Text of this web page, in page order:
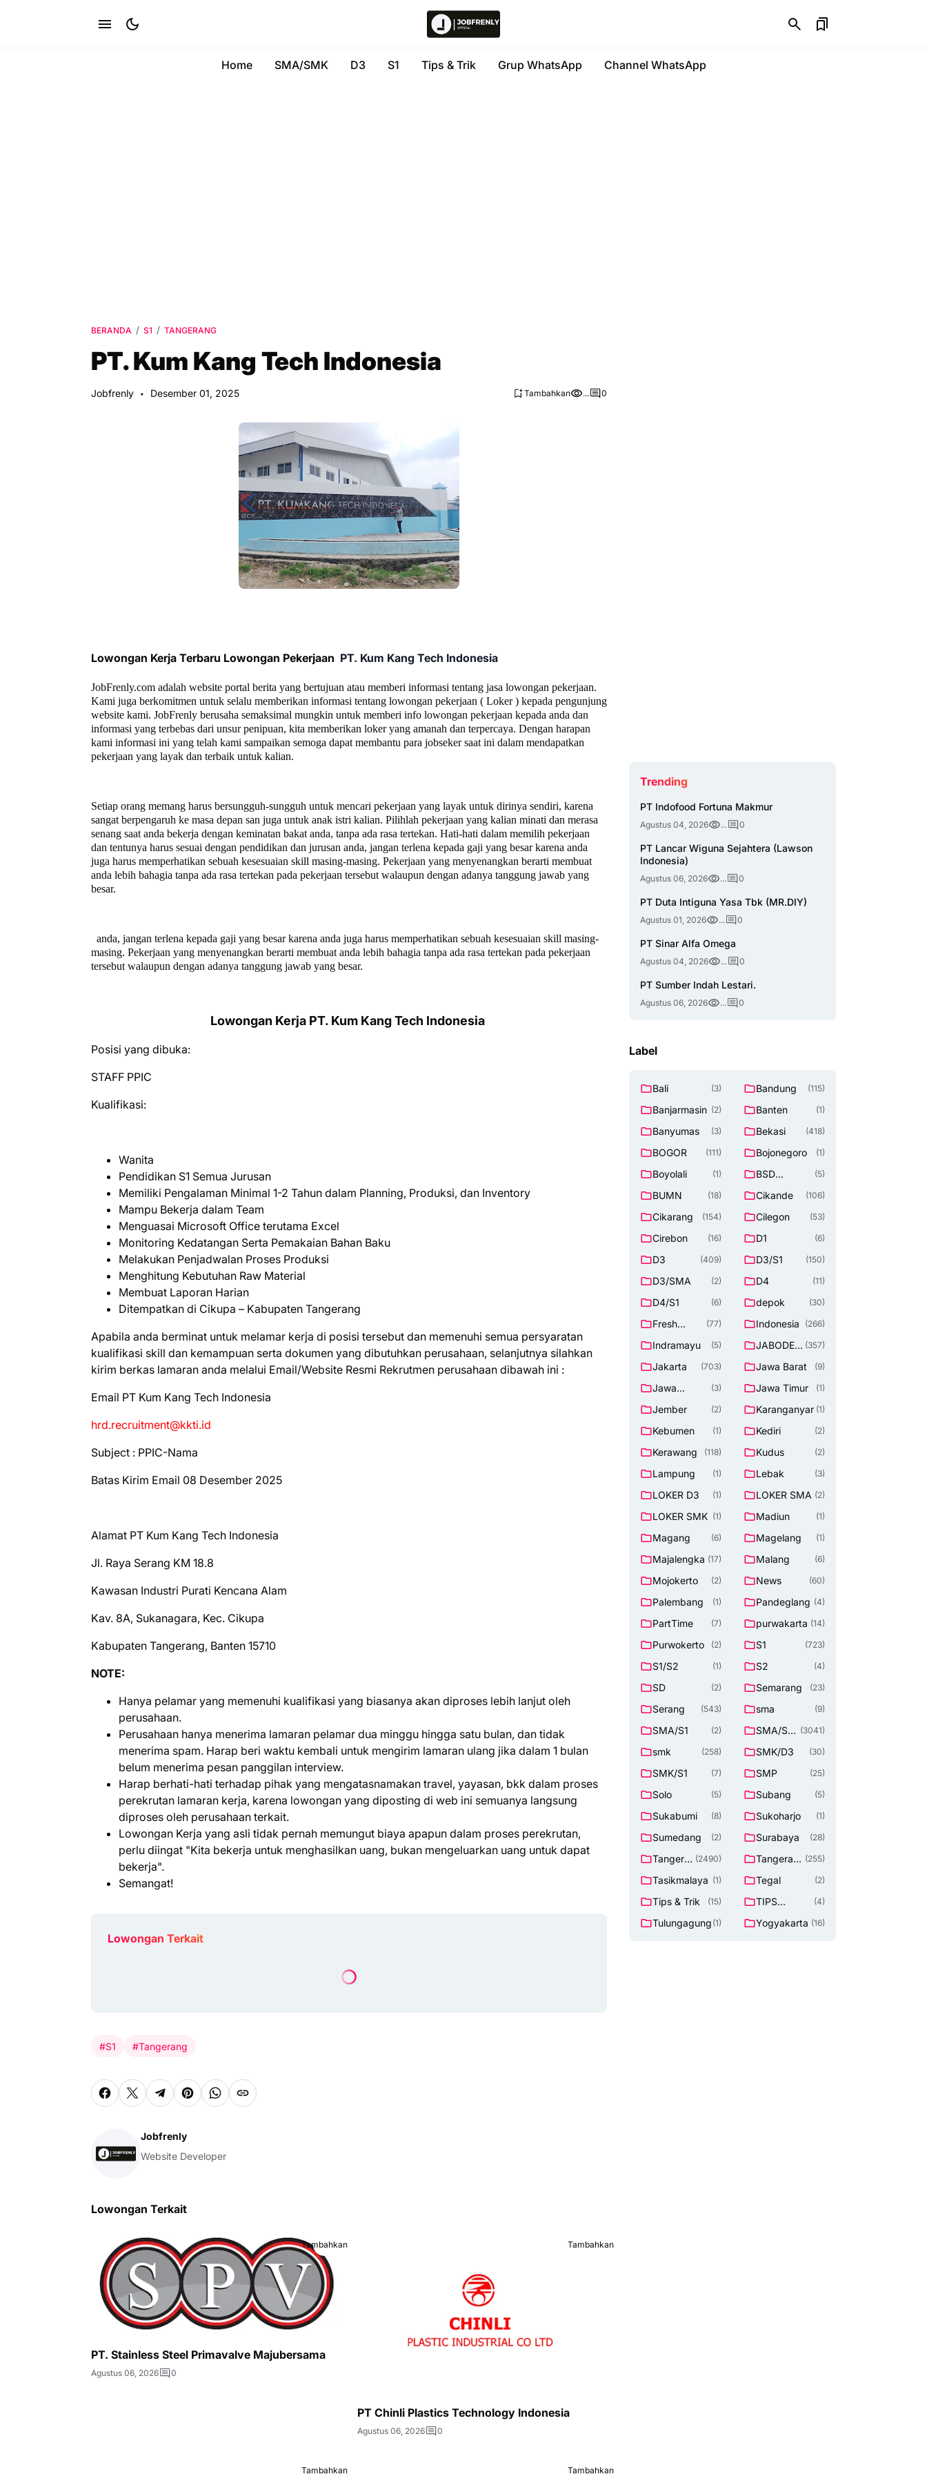
Home SMA/SMK D3 S1 Tips & Trik Grup WhatsApp Channel WhatsApp
BERANDA S1 TANGERANG
PT. Kum Kang Tech Indonesia
Jobfrenly Desember 01, 2025 Tambahkan ... 0
Lowongan Kerja Terbaru Lowongan Pekerjaan PT. Kum Kang Tech Indonesia
JobFrenly.com adalah website portal berita yang bertujuan atau memberi informasi tentang jasa lowongan pekerjaan.
Kami juga berkomitmen untuk selalu memberikan informasi tentang lowongan pekerjaan ( Loker ) kepada pengunjung
website kami. JobFrenly berusaha semaksimal mungkin untuk memberi info lowongan pekerjaan kepada anda dan
informasi yang terbebas dari unsur penipuan, kita memberikan loker yang amanah dan terpercaya. Dengan harapan
kami informasi ini yang telah kami sampaikan semoga dapat membantu para jobseker saat ini dalam mendapatkan
pekerjaan yang layak dan terbaik untuk kalian.
Setiap orang memang harus bersungguh-sungguh untuk mencari pekerjaan yang layak untuk dirinya sendiri, karena
sangat berpengaruh ke masa depan san juga untuk anak istri kalian. Pilihlah pekerjaan yang kalian minati dan merasa
senang saat anda bekerja dengan keminatan bakat anda, tanpa ada rasa tertekan. Hati-hati dalam memilih pekerjaan
dan tentunya harus sesuai dengan pendidikan dan jurusan anda, jangan terlena kepada gaji yang besar karena anda
juga harus memperhatikan sebuah kesesuaian skill masing-masing. Pekerjaan yang menyenangkan berarti membuat
anda lebih bahagia tanpa ada rasa tertekan pada pekerjaan tersebut walaupun dengan adanya tanggung jawab yang
besar.
anda, jangan terlena kepada gaji yang besar karena anda juga harus memperhatikan sebuah kesesuaian skill masing-
masing. Pekerjaan yang menyenangkan berarti membuat anda lebih bahagia tanpa ada rasa tertekan pada pekerjaan
tersebut walaupun dengan adanya tanggung jawab yang besar.
Lowongan Kerja PT. Kum Kang Tech Indonesia
Posisi yang dibuka:
STAFF PPIC
Kualifikasi:
Wanita
Pendidikan S1 Semua Jurusan
Memiliki Pengalaman Minimal 1-2 Tahun dalam Planning, Produksi, dan Inventory
Mampu Bekerja dalam Team
Menguasai Microsoft Office terutama Excel
Monitoring Kedatangan Serta Pemakaian Bahan Baku
Melakukan Penjadwalan Proses Produksi
Menghitung Kebutuhan Raw Material
Membuat Laporan Harian
Ditempatkan di Cikupa – Kabupaten Tangerang
Apabila anda berminat untuk melamar kerja di posisi tersebut dan memenuhi semua persyaratan
kualifikasi skill dan kemampuan serta dokumen yang dibutuhkan perusahaan, selanjutnya silahkan
kirim berkas lamaran anda melalui Email/Website Resmi Rekrutmen perusahaan dibawah ini :
Emаіl PT Kum Kang Tech Indonesia
hrd.recruitment@kkti.id
Subject : PPIC-Nama
Batas Kirim Email 08 Desember 2025
Alamat PT Kum Kang Tech Indonesia
Jl. Raya Serang KM 18.8
Kawasan Industri Purati Kencana Alam
Kav. 8A, Sukanagara, Kec. Cikupa
Kabupaten Tangerang, Banten 15710
NOTE:
Hanya pelamar yang memenuhi kualifikasi yang biasanya akan diproses lebih lanjut oleh
perusahaan.
Perusahaan hanya menerima lamaran pelamar dua minggu hingga satu bulan, dan tidak
menerima spam. Harap beri waktu kembali untuk mengirim lamaran ulang jika dalam 1 bulan
belum menerima pesan panggilan interview.
Harap berhati-hati terhadap pihak yang mengatasnamakan travel, yayasan, bkk dalam proses
perekrutan lamaran kerja, karena lowongan yang diposting di web ini semuanya langsung
diproses oleh perusahaan terkait.
Lowongan Kerja yang asli tidak pernah memungut biaya apapun dalam proses perekrutan,
perlu diingat "Kita bekerja untuk menghasilkan uang, bukan mengeluarkan uang untuk dapat
bekerja".
Semangat!
Lowongan Terkait
#S1 #Tangerang
Jobfrenly
Website Developer
Lowongan Terkait
Tambahkan
PT. Stainless Steel Primavalve Majubersama
Agustus 06, 2026 0
Tambahkan
PT Chinli Plastics Technology Indonesia
Agustus 06, 2026 0
Tambahkan Tambahkan
Trending
PT Indofood Fortuna Makmur
Agustus 04, 2026 ... 0
PT Lancar Wiguna Sejahtera (Lawson
Indonesia)
Agustus 06, 2026 ... 0
PT Duta Intiguna Yasa Tbk (MR.DIY)
Agustus 01, 2026 ... 0
PT Sinar Alfa Omega
Agustus 04, 2026 ... 0
PT Sumber Indah Lestari.
Agustus 06, 2026 ... 0
Label
Bali (3) Bandung (115)
Banjarmasin (2) Banten (1)
Banyumas (3) Bekasi (418)
BOGOR (111) Bojonegoro (1)
Boyolali (1)
BSD
TANGERAN
G SELATAN
(5)
BUMN (18) Cikande (106)
Cikarang (154) Cilegon (53)
Cirebon (16) D1 (6)
D3 (409) D3/S1 (150)
D3/SMA (2) D4 (11)
D4/S1 (6) depok (30)
Fresh
(77) Indonesia (266)
Indramayu (5)
JABODET (357)
Jakarta (703) Jawa Barat (9)
Jawa
(3) Jawa Timur (1)
Jember (2) Karanganyar (1)
Kebumen (1) Kediri (2)
Kerawang (118) Kudus (2)
Lampung (1) Lebak (3)
LOKER D3 (1) LOKER SMA (2)
LOKER SMK (1) Madiun (1)
Magang (6) Magelang (1)
Majalengka (17) Malang (6)
Mojokerto (2) News (60)
Palembang (1) Pandeglang (4)
PartTime (7) purwakarta (14)
Purwokerto (2) S1 (723)
S1/S2 (1) S2 (4)
SD (2) Semarang (23)
Serang (543) sma (9)
SMA/S1 (2)
SMA/SM (3041)
smk (258) SMK/D3 (30)
SMK/S1 (7) SMP (25)
Solo (5) Subang (5)
Sukabumi (8) Sukoharjo (1)
Sumedang (2) Surabaya (28)
Tangeran (2490)
Tangerang (255)
Tasikmalaya (1) Tegal (2)
Tips & Trik (15)
TIPS
Kerja
(4)
Tulungagung (1) Yogyakarta (16)